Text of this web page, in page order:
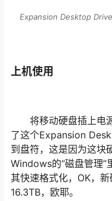
Expansion Desktop
上机使用
将移动硬盘插上电
了这个Expansion
到盘符，这是因为这块
Windows的“磁盘管理”
其快速格式化，OK，
16.3TB，欧耶。